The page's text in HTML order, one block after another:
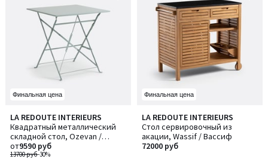
Финальная цена
LA REDOUTE INTERIEURS
Квадратный металлический
складной стол, Ozevan /
Озеван
13700 руб-30%
от9590 руб
3,6
/ 5
Количество
цветов:
2
Финальная цена
LA REDOUTE INTERIEURS
Стол сервировочный из
акации, Wassif / Вассиф
72000 руб